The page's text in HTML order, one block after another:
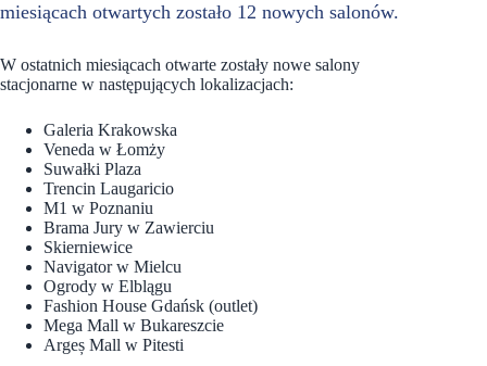
miesiącach otwartych zostało 12 nowych salonów.
W ostatnich miesiącach otwarte zostały nowe salony
stacjonarne w następujących lokalizacjach:
Galeria Krakowska
Veneda w Łomży
Suwałki Plaza
Trencin Laugaricio
M1 w Poznaniu
Brama Jury w Zawierciu
Skierniewice
Navigator w Mielcu
Ogrody w Elblągu
Fashion House Gdańsk (outlet)
Mega Mall w Bukareszcie
Argeș Mall w Pitesti